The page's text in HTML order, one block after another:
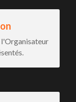
l'Organisateur